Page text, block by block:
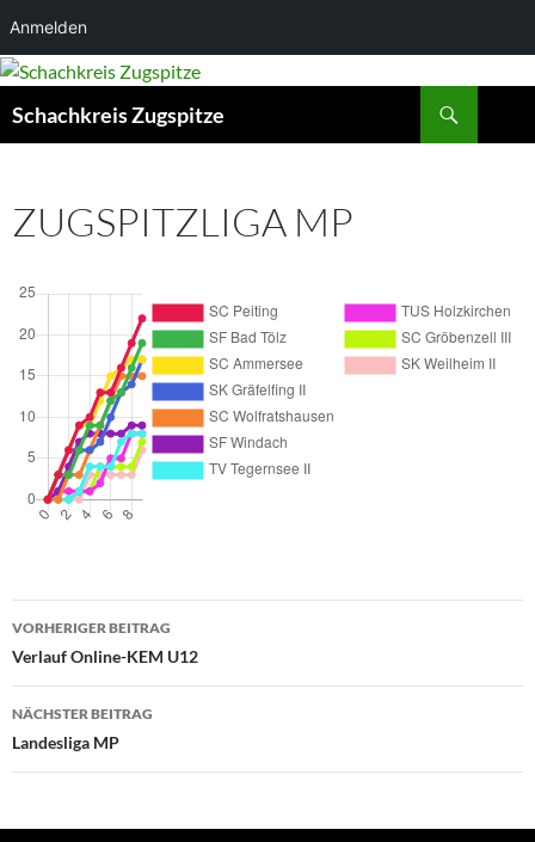
Anmelden
Schachkreis Zugspitze
ZUGSPITZLIGA MP
Beitragsnavigation
VORHERIGER BEITRAG
Verlauf Online-KEM U12
NÄCHSTER BEITRAG
Landesliga MP